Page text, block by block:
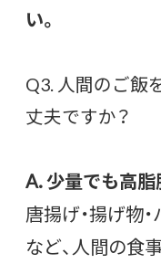
い。
Q3. 人間のご飯
丈夫ですか？
A. 少量でも高脂
唐揚げ・揚げ物
など、人間の食